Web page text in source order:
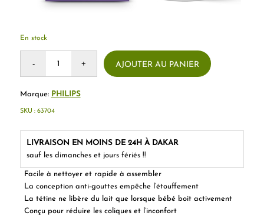
Facile à nettoyer et rapide à assembler
La conception anti-gouttes empêche l’étouffement
La tétine ne libère du lait que lorsque bébé boit activement
Conçu pour réduire les coliques et l’inconfort
En stock
AJOUTER AU PANIER
Marque: PHILIPS
LIVRAISON EN MOINS DE 24H À DAKAR
sauf les dimanches et jours fériés !!
SKU : 63704